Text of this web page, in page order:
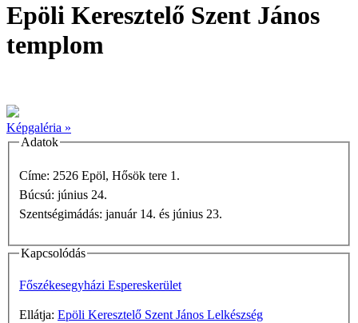
Epöli Keresztelő Szent János
templom
Képgaléria »
Adatok
Címe: 2526 Epöl, Hősök tere 1.
Búcsú: június 24.
Szentségimádás: január 14. és június 23.
Kapcsolódás
Főszékesegyházi Espereskerület
Ellátja: Epöli Keresztelő Szent János Lelkészség